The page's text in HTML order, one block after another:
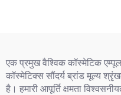
एक प्रमुख वैश्विक कॉस्मेटिक
कॉस्मेटिक्स सौंदर्य ब्रांड मूल्य
है। हमारी आपूर्ति क्षमता